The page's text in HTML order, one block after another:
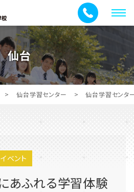
メ
ニ
ュ
ー
仙台
> 仙台学習センター > 仙台学習センタ
イベント
あふれる学習体験